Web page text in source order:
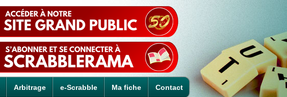
Arbitrage e-Scrabble Ma fiche Contact